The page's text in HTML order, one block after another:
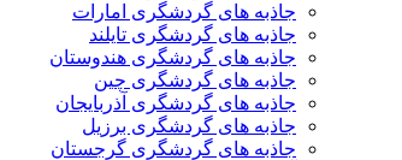
جاذبه های گردشگری امارات
جاذبه های گردشگری تایلند
جاذبه های گردشگری هندوستان
جاذبه های گردشگری چین
جاذبه های گردشگری آذربایجان
جاذبه های گردشگری برزیل
جاذبه های گردشگری گرجستان